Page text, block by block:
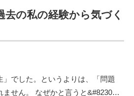
去の私の経験から気づく
」でした。というよりは、「問題
ません。 なぜかと言うと&#8230…